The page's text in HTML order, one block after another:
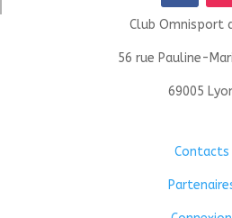
Club Omnisport
56 rue Pauline-
69005
Contacts